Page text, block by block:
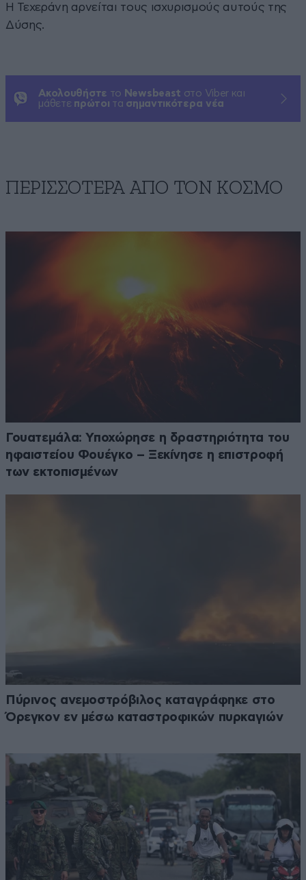
Η Τεχεράνη αρνείται τους ισχυρισμούς αυτούς της
Δύσης.
Ακολουθήστε το Newsbeast στο Viber και
μάθετε πρώτοι τα σημαντικότερα νέα
ΠΕΡΙΣΣΟΤΕΡΑ ΑΠΟ ΤΟΝ ΚΟΣΜΟ
Γουατεμάλα: Υποχώρησε η δραστηριότητα του
ηφαιστείου Φουέγκο – Ξεκίνησε η επιστροφή
των εκτοπισμένων
Πύρινος ανεμοστρόβιλος καταγράφηκε στο
Όρεγκον εν μέσω καταστροφικών πυρκαγιών